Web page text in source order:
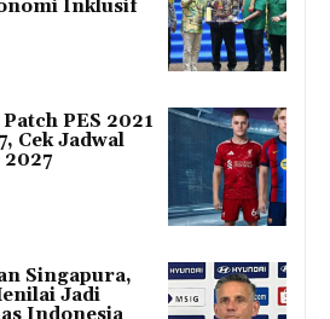
Inklusif
PES 2021
Cek Jadwal
Singapura,
Jadi